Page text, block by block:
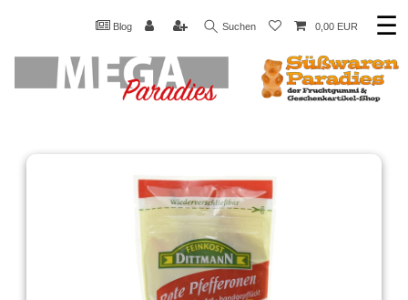
Blog Suchen 0,00 EUR ☰